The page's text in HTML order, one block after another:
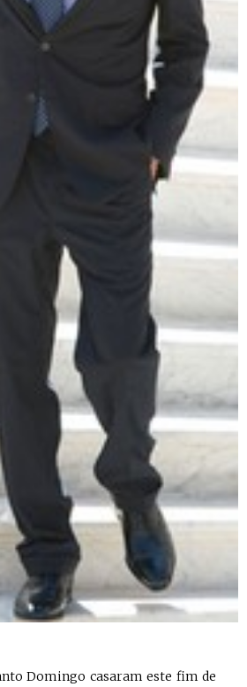
Domingo casaram este fim de